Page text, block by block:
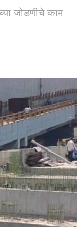
जोडणीचे काम